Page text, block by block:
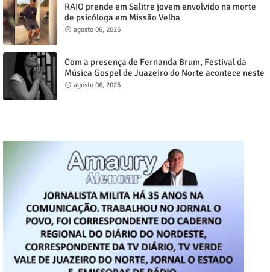
RAIO prende em Salitre jovem envolvido na morte
de psicóloga em Missão Velha
agosto 06, 2026
Com a presença de Fernanda Brum, Festival da
Música Gospel de Juazeiro do Norte acontece neste
sábado, 8
agosto 06, 2026